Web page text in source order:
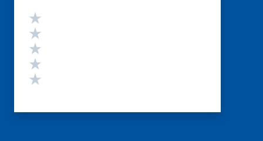
Valutazione